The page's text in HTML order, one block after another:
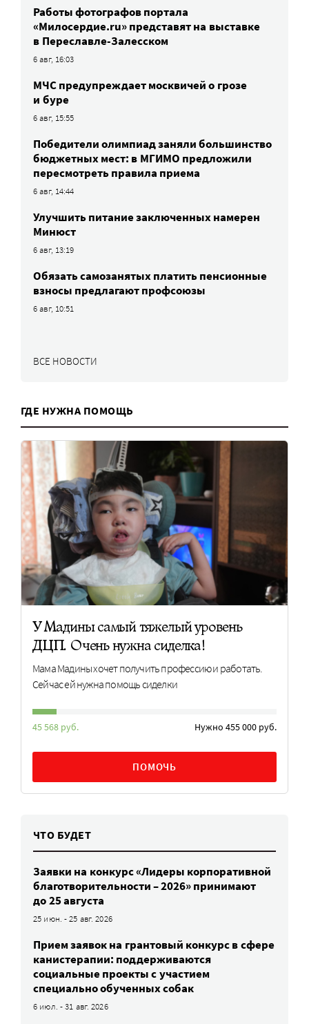
Работы фотографов портала
«Милосердие.ru» представят на выставке
в Переславле-Залесском
6 авг, 16:03
МЧС предупреждает москвичей о грозе
и буре
6 авг, 15:55
Победители олимпиад заняли большинство
бюджетных мест: в МГИМО предложили
пересмотреть правила приема
6 авг, 14:44
Улучшить питание заключенных намерен
Минюст
6 авг, 13:19
Обязать самозанятых платить пенсионные
взносы предлагают профсоюзы
6 авг, 10:51
ВСЕ НОВОСТИ
ГДЕ НУЖНА ПОМОЩЬ
У Мадины самый тяжелый уровень
ДЦП. Очень нужна сиделка!
Мама Мадины хочет получить профессию и работать.
Сейчас ей нужна помощь сиделки
45 568 руб. Нужно 455 000 руб.
ПОМОЧЬ
ЧТО БУДЕТ
Заявки на конкурс «Лидеры корпоративной
благотворительности – 2026» принимают
до 25 августа
25 июн. - 25 авг. 2026
Прием заявок на грантовый конкурс в сфере
канистерапии: поддерживаются
социальные проекты с участием
специально обученных собак
6 июл. - 31 авг. 2026